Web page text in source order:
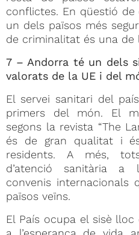
conflictes. En qüestió de
un dels països més
de criminalitat és una de
7 – Andorra té un dels
valorats de la UE i del
El servei sanitari del
primers del món. El
segons la revista “The
és de gran qualitat i
residents. A més,
d’atenció sanitària a
convenis internacionals
països veïns.
El País ocupa el sisè